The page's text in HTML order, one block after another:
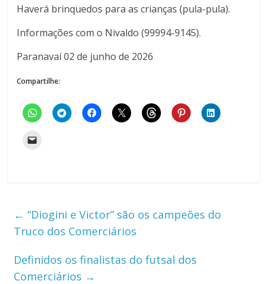
Haverá brinquedos para as crianças (pula-pula).
Informações com o Nivaldo (99994-9145).
Paranavaí 02 de junho de 2026
Compartilhe:
← “Diogini e Victor” são os campeões do
Truco dos Comerciários
Definidos os finalistas do futsal dos
Comerciários →